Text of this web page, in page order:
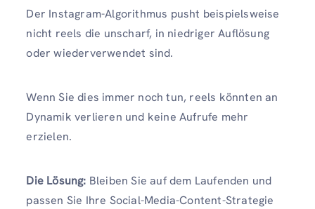
Der Instagram-Algorithmus pusht beispielsweise
nicht reels die unscharf, in niedriger Auflösung
oder wiederverwendet sind.
Wenn Sie dies immer noch tun, reels könnten an
Dynamik verlieren und keine Aufrufe mehr
erzielen.
Die Lösung: Bleiben Sie auf dem Laufenden und
passen Sie Ihre Social-Media-Content-Strategie